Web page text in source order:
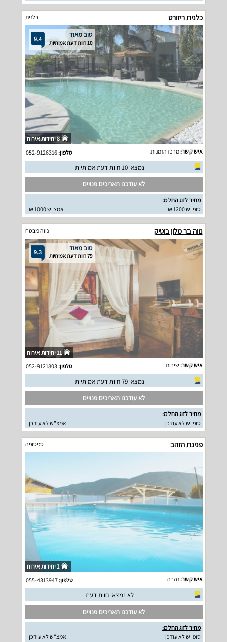
כלנית ריזורט כלנית
9.4 טוב מאוד
10 חוות דעת אמיתיות
8 יחידות אירוח
איש קשר:מרכז הזמנות טלפון:052-9126316
נמצאו 10 חוות דעת אמיתיות
לא עודכנו תאריכים פנויים
מחיר לזוג החל מ:
סופ"ש 1200 ₪
אמצ"ש 1000 ₪
נווה בר מלון בוטיק נווה מבטח
9.3 טוב מאוד
79 חוות דעת אמיתיות
11 יחידות אירוח
איש קשר: שירות טלפון:052-9121803
נמצאו 79 חוות דעת אמיתיות
לא עודכנו תאריכים פנויים
מחיר לזוג החל מ:
סופ"ש לא עודכן
אמצ"ש לא עודכן
פנינת הזהב ספסופה
1 יחידות אירוח
איש קשר:זהבה טלפון:055-4313947
לא נמצאו חוות דעת
לא עודכנו תאריכים פנויים
מחיר לזוג החל מ:
סופ"ש לא עודכן
אמצ"ש לא עודכן